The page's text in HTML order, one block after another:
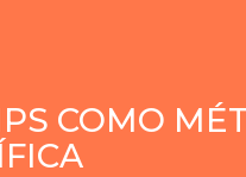
COMO